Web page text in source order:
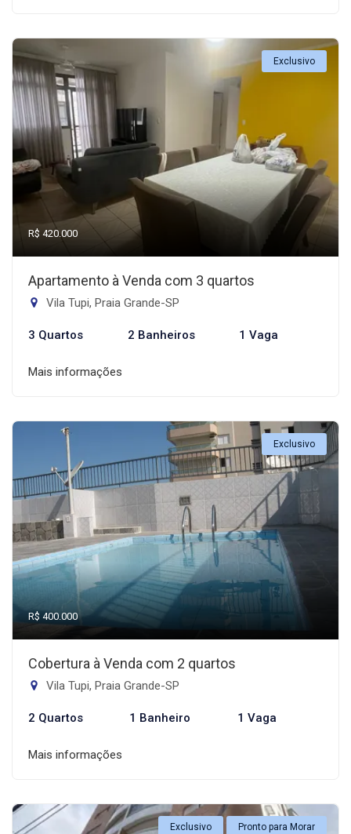
Exclusivo
R$ 420.000
Apartamento à Venda com 3 quartos
Vila Tupi, Praia Grande-SP
3 Quartos 2 Banheiros 1 Vaga
Mais informações
Exclusivo
R$ 400.000
Cobertura à Venda com 2 quartos
Vila Tupi, Praia Grande-SP
2 Quartos 1 Banheiro 1 Vaga
Mais informações
Exclusivo Pronto para Morar